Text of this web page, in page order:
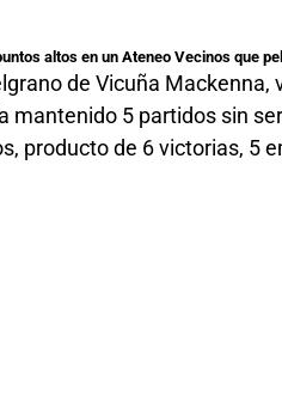
altos en un Ateneo Vecinos que
de Vicuña
mantenido 5 partidos sin
producto de 6 victorias, 5